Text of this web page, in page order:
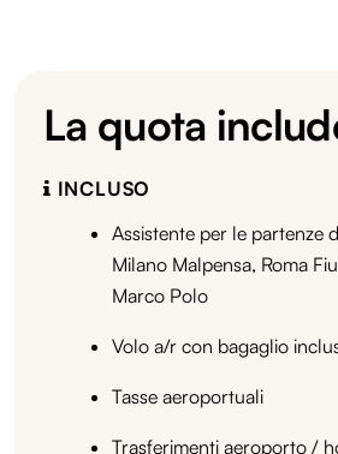
La quota
INCLUSO
Assistente per le partenze
Milano Malpensa, Roma
Marco Polo
Volo a/r con bagaglio
Tasse aeroportuali
Trasferimenti aeroporto /